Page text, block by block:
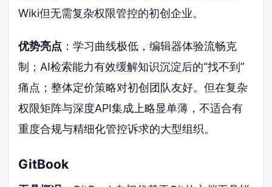
Wiki但无需复杂权限管控的初创企业。
优势亮点 ：学习曲线极低，编辑器体验流畅克
制；AI检索能力有效缓解知识沉淀后的“找不到”
痛点；整体定价策略对初创团队友好。但在复杂
权限矩阵与深度API集成上略显单薄，不适合有
重度合规与精细化管控诉求的大型组织。
GitBook